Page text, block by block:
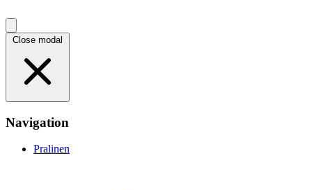
Close modal
Navigation
Pralinen